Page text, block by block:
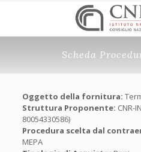
Scheda
Oggetto della fornitura:
Struttura Proponente: CNR-
80054330586)
Procedura scelta dal
MEPA